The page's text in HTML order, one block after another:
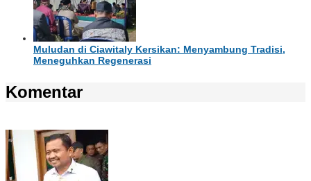
Muludan di Ciawitaly Kersikan: Menyambung Tradisi,
Meneguhkan Regenerasi
Komentar